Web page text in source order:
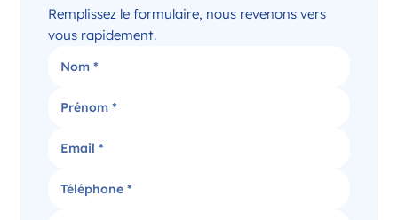
Issoudun Centre-Val de Loire
France
Référence
Plus d'infos
Candidater
Remplissez le formulaire, nous revenons vers
vous rapidement.